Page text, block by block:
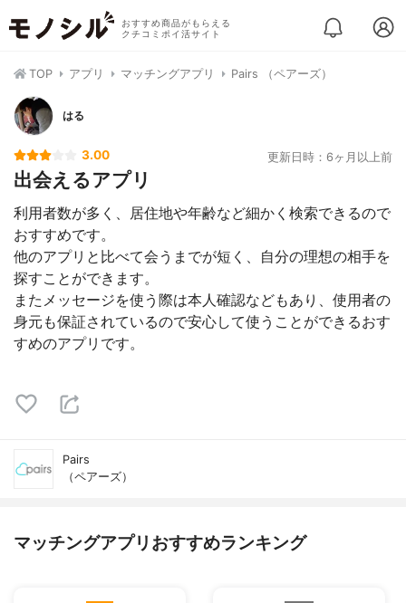
おすすめ商品がもらえる
クチコミポイ活サイト
TOP アプリ マッチングアプリ Pairs （ペアーズ）
はる
3.00 更新日時：6ヶ月以上前
出会えるアプリ
利用者数が多く、居住地や年齢など細かく検索できるので
おすすめです。
他のアプリと比べて会うまでが短く、自分の理想の相手を
探すことができます。
またメッセージを使う際は本人確認などもあり、使用者の
身元も保証されているので安心して使うことができるおす
すめのアプリです。
Pairs
（ペアーズ）
マッチングアプリおすすめランキング